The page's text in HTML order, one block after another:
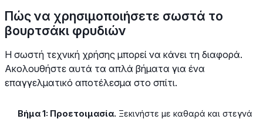
Πώς να χρησιμοποιήσετε σωστά το
βουρτσάκι φρυδιών
Η σωστή τεχνική χρήσης μπορεί να κάνει τη διαφορά.
Ακολουθήστε αυτά τα απλά βήματα για ένα
επαγγελματικό αποτέλεσμα στο σπίτι.
Βήμα 1: Προετοιμασία. Ξεκινήστε με καθαρά και στεγνά